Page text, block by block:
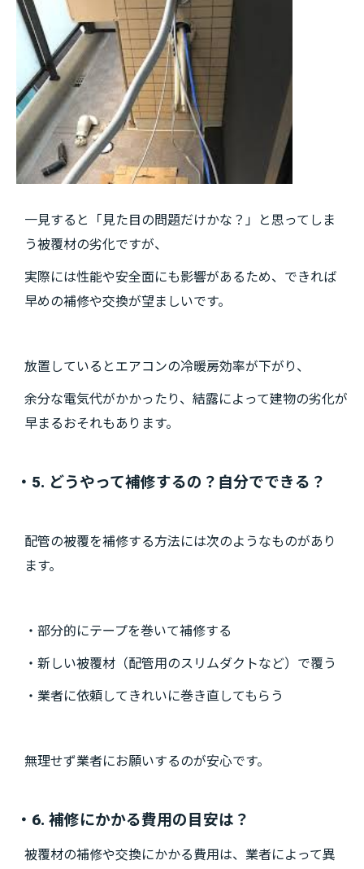
一見すると「見た目の問題だけかな？」と思ってしま
う被覆材の劣化ですが、
実際には性能や安全面にも影響があるため、できれば
早めの補修や交換が望ましいです。
放置しているとエアコンの冷暖房効率が下がり、
余分な電気代がかかったり、結露によって建物の劣化が
早まるおそれもあります。
・5. どうやって補修するの？自分でできる？
配管の被覆を補修する方法には次のようなものがあり
ます。
・部分的にテープを巻いて補修する
・新しい被覆材（配管用のスリムダクトなど）で覆う
・業者に依頼してきれいに巻き直してもらう
無理せず業者にお願いするのが安心です。
・6. 補修にかかる費用の目安は？
被覆材の補修や交換にかかる費用は、業者によって異